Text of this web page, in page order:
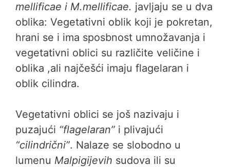
mellificae i M.mellificae. javljaju se u dva
oblika: Vegetativni oblik koji je pokretan,
hrani se i ima sposbnost umnožavanja i
vegetativni oblici su različite veličine i
oblika ,ali najčešći imaju flagelaran i
oblik cilindra.
Vegetativni oblici se još nazivaju i
puzajući “flagelaran” i plivajući
“cilindrični”. Nalaze se slobodno u
lumenu Malpigijevih sudova ili su